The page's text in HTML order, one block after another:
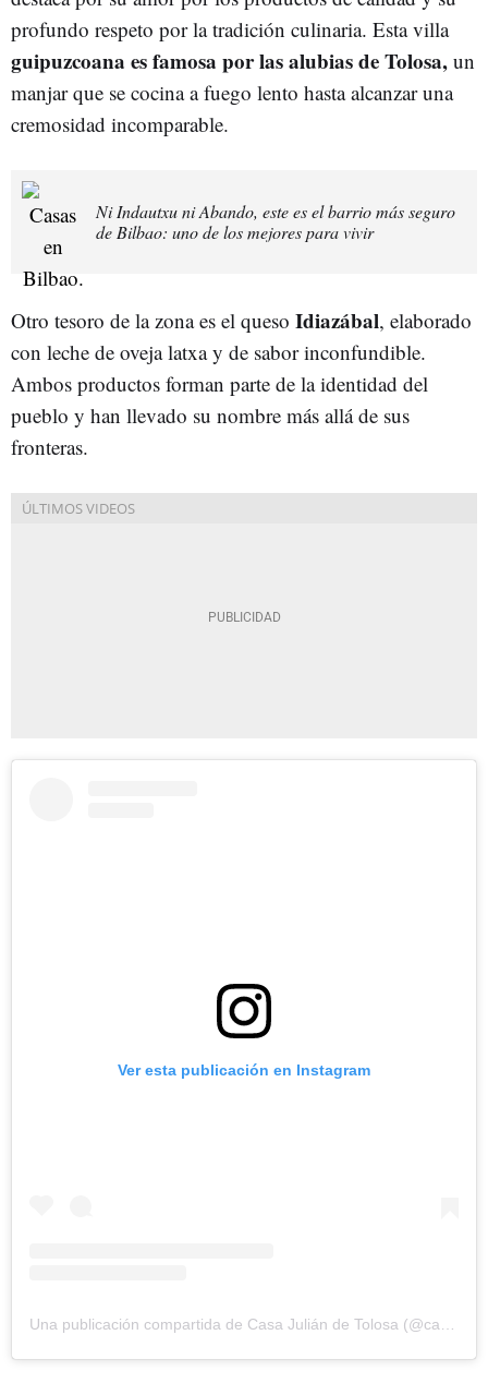
profundo respeto por la tradición culinaria. Esta villa
guipuzcoana es famosa por las alubias de Tolosa, un
manjar que se cocina a fuego lento hasta alcanzar una
cremosidad incomparable.
Ni Indautxu ni Abando, este es el barrio más seguro
de Bilbao: uno de los mejores para vivir
Otro tesoro de la zona es el queso Idiazábal, elaborado
con leche de oveja latxa y de sabor inconfundible.
Ambos productos forman parte de la identidad del
pueblo y han llevado su nombre más allá de sus
fronteras.
Ver esta publicación en Instagram
Una publicación compartida de Casa Julián de Tolosa (@casajuliandetolosa)